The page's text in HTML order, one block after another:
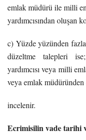
emlak müdürü ile milli
yardımcısından oluşan
c) Yüzde yüzünden
düzeltme talepleri ise;
yardımcısı veya milli
veya emlak
incelenir.
Ecrimisilin vade tarihi